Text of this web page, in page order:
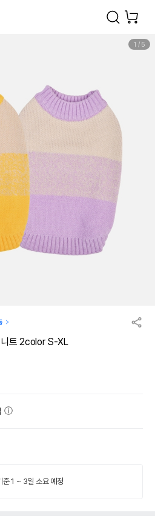
1 / 5
니트 2color S-XL
준 1 ~ 3일 소요 예정